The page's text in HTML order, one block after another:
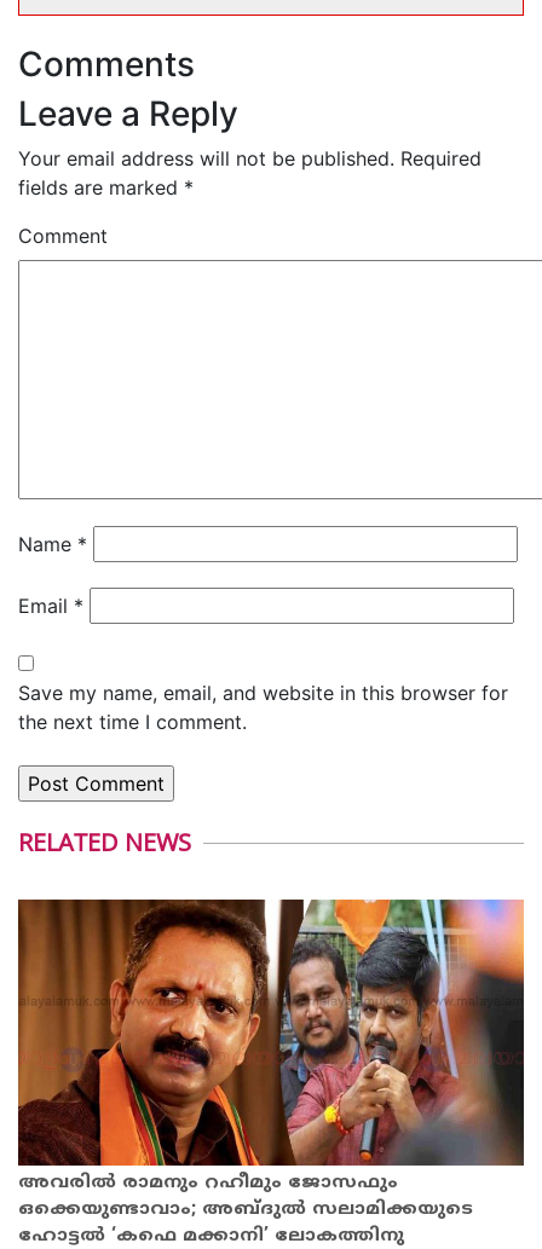
Comments
Leave a Reply
Your email address will not be published. Required
fields are marked *
Comment
Name *
Email *
Save my name, email, and website in this browser for
the next time I comment.
RELATED NEWS
അവരിൽ രാമനും റഹീമും ജോസഫും
ഒക്കെയുണ്ടാവാം; അബ്ദുൽ സലാമിക്കയുടെ
ഹോട്ടൽ ‘കഫെ മക്കാനി’ ലോകത്തിനു